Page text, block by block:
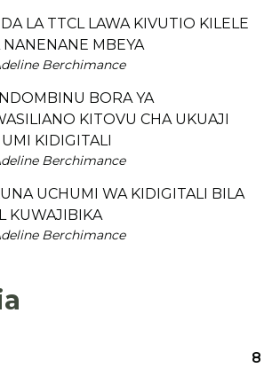
LA TTCL LAWA KIVUTIO KILELE
NANENANE MBEYA
Berchimance
BORA YA
KITOVU CHA UKUAJI
KIDIGITALI
Berchimance
UCHUMI WA KIDIGITALI BILA
KUWAJIBIKA
Berchimance
8